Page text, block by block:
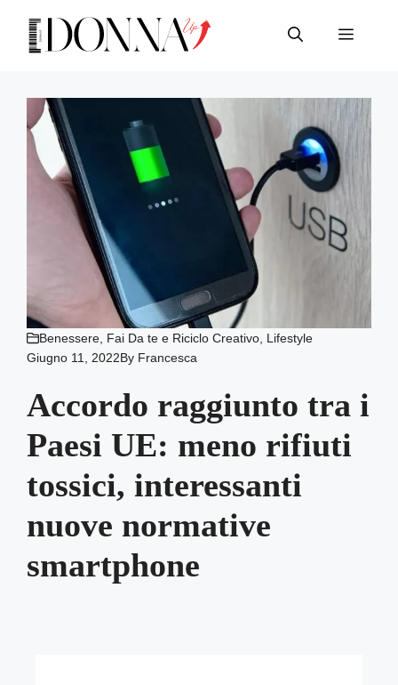
contenuto
Menu
Benessere Fai Da te e Riciclo Creativo Lifestyle
Giugno 11, 2022By Francesca
Accordo raggiunto tra i
Paesi UE: meno rifiuti
tossici, interessanti
nuove normative
smartphone